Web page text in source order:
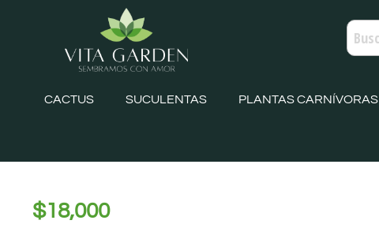
CACTUS SUCULENTAS PLANTAS CARNÍVORAS
$18,000